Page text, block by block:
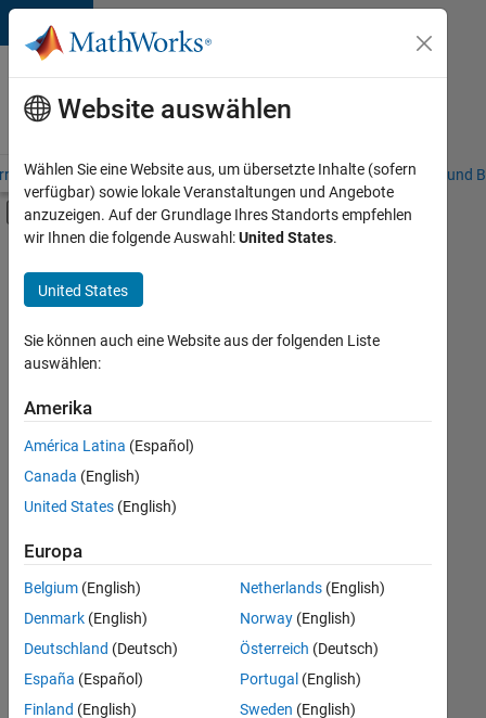
Weiter zum Inhalt
Karriere
bei
MathWorks
– Übersicht Stellensuche Niederlassungen Studierende und
Umschaltung für Off-Canvas-
Hauptinhalt
Information Technology
Commercial Sales
Marketing Communications
Marketing Services
Business Model Team
Human Resources
+5
Derzeit
es
keine
offenen
Stellen,
Ihren
Suchkriterien
entsprechen.
können
die
Suchkriterien
Website auswählen
Wählen Sie eine Website aus, um übersetzte Inhalte (sofern
verfügbar) sowie lokale Veranstaltungen und Angebote
anzuzeigen. Auf der Grundlage Ihres Standorts empfehlen
wir Ihnen die folgende Auswahl:United States.
United States
Sie können auch eine Website aus der folgenden Liste
auswählen:
Amerika
América Latina (Español)
Canada (English)
United States (English)
Europa
Belgium (English)
Denmark (English)
Deutschland (Deutsch)
España (Español)
Finland (English)
Netherlands(English)
Norway(English)
Österreich (Deutsch)
Portugal (English)
Sweden (English)